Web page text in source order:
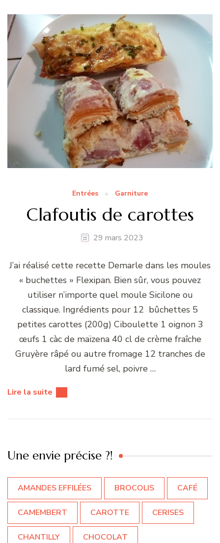
Entrées Garniture
Clafoutis de carottes
29 mars 2023
J’ai réalisé cette recette Demarle dans les moules
« buchettes » Flexipan. Bien sûr, vous pouvez
utiliser n’importe quel moule Sicilone ou
classique. Ingrédients pour 12 bûchettes 5
petites carottes (200g) Ciboulette 1 oignon 3
œufs 1 càc de maïzena 40 cl de crème fraîche
Gruyère râpé ou autre fromage 12 tranches de
lard fumé sel, poivre …
Lire la suite
Une envie précise ?!
AMANDES EFFILÉES BROCOLIS CAFÉ
CAMEMBERT CAROTTE CERISES
CHANTILLY CHOCOLAT